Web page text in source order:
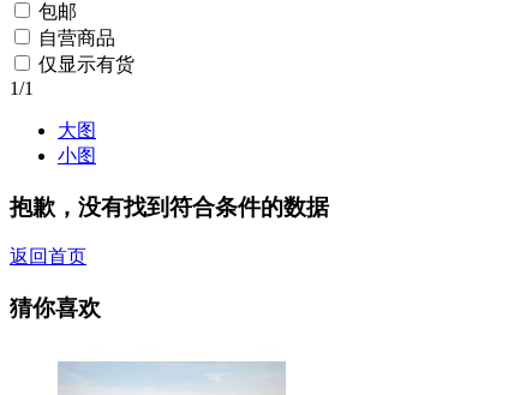
包邮
自营商品
仅显示有货
1/1
大图
小图
抱歉，没有找到符合条件的数据
返回首页
猜你喜欢